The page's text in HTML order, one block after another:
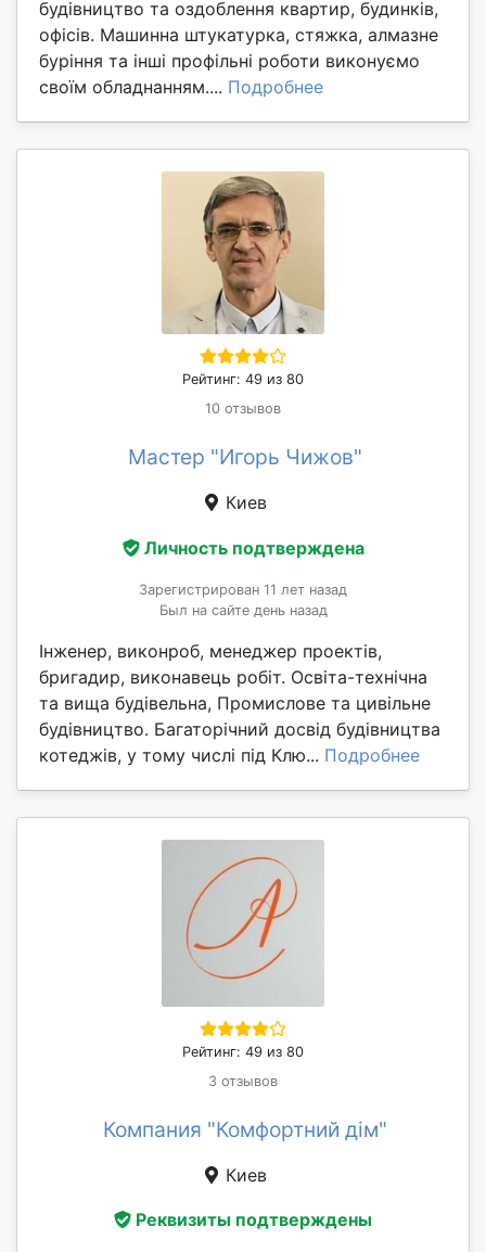
будівництво та оздоблення квартир, будинків,
офісів. Машинна штукатурка, стяжка, алмазне
буріння та інші профільні роботи виконуємо
своїм обладнанням.... Подробнее
Рейтинг: 49 из 80
10 отзывов
Мастер "Игорь Чижов"
Киев
Личность подтверждена
Зарегистрирован 11 лет назад
Был на сайте день назад
Інженер, виконроб, менеджер проектів,
бригадир, виконавець робіт. Освіта-технічна
та вища будівельна, Промислове та цивільне
будівництво. Багаторічний досвід будівництва
котеджів, у тому числі під Клю... Подробнее
Рейтинг: 49 из 80
3 отзывов
Компания "Комфортний дім"
Киев
Реквизиты подтверждены